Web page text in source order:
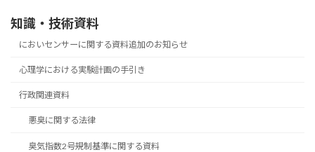
知識・技術資料
においセンサーに関する資料追加のお知らせ
心理学における実験計画の手引き
行政関連資料
悪臭に関する法律
臭気指数2号規制基準に関する資料